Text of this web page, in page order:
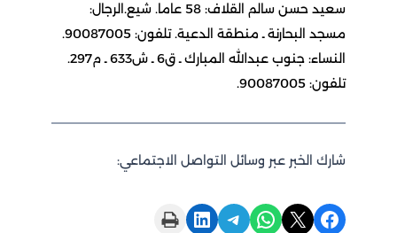
سعيد حسن سالم القلاف: 58 عاما. شيع.الرجال:
مسجد البحارنة ـ منطقة الدعية. تلفون: 90087005.
النساء: جنوب عبدالله المبارك ـ ق6 ـ ش633 ـ م297.
تلفون: 90087005.
شارك الخبر عبر وسائل التواصل الاجتماعي:
Share on Facebook
Share on X
Share on WhatsApp
Share on Telegram
Share on LinkedIn
Print this Page